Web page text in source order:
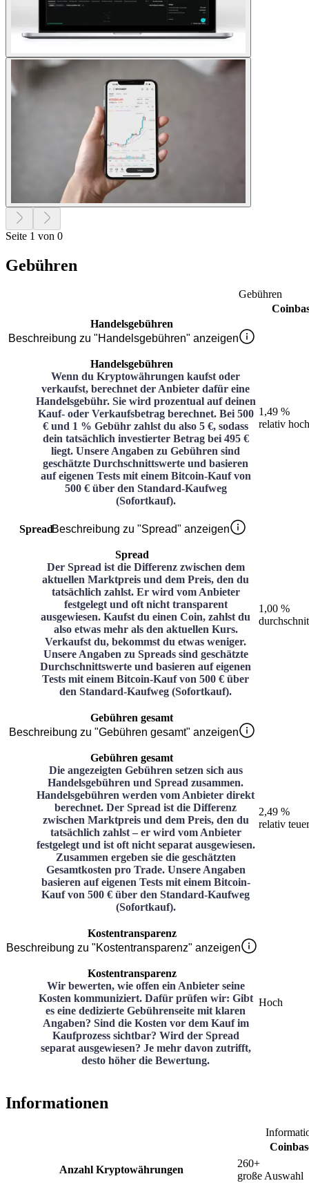
Seite 1 von 0
Gebühren
Gebühren
Handelsgebühren
Beschreibung zu "Handelsgebühren" anzeigen
Handelsgebühren
Wenn du Kryptowährungen kaufst oder
verkaufst, berechnet der Anbieter dafür eine
Handelsgebühr. Sie wird prozentual auf deinen
Kauf- oder Verkaufsbetrag berechnet. Bei 500
€ und 1 % Gebühr zahlst du also 5 €, sodass
dein tatsächlich investierter Betrag bei 495 €
liegt. Unsere Angaben zu Gebühren sind
geschätzte Durchschnittswerte und basieren
auf eigenen Tests mit einem Bitcoin-Kauf von
500 € über den Standard-Kaufweg
(Sofortkauf).
1,49 %
relativ hoch
SpreadBeschreibung zu "Spread" anzeigen
Spread
Der Spread ist die Differenz zwischen dem
aktuellen Marktpreis und dem Preis, den du
tatsächlich zahlst. Er wird vom Anbieter
festgelegt und oft nicht transparent
ausgewiesen. Kaufst du einen Coin, zahlst du
also etwas mehr als den aktuellen Kurs.
Verkaufst du, bekommst du etwas weniger.
Unsere Angaben zu Spreads sind geschätzte
Durchschnittswerte und basieren auf eigenen
Tests mit einem Bitcoin-Kauf von 500 € über
den Standard-Kaufweg (Sofortkauf).
1,00 %
Gebühren gesamt
Beschreibung zu "Gebühren gesamt" anzeigen
Gebühren gesamt
Die angezeigten Gebühren setzen sich aus
Handelsgebühren und Spread zusammen.
Handelsgebühren werden vom Anbieter direkt
berechnet. Der Spread ist die Differenz
zwischen Marktpreis und dem Preis, den du
tatsächlich zahlst – er wird vom Anbieter
festgelegt und ist oft nicht separat ausgewiesen.
Zusammen ergeben sie die geschätzten
Gesamtkosten pro Trade. Unsere Angaben
basieren auf eigenen Tests mit einem Bitcoin-
Kauf von 500 € über den Standard-Kaufweg
(Sofortkauf).
2,49 %
relativ teuer
Kostentransparenz
Beschreibung zu "Kostentransparenz" anzeigen
Kostentransparenz
Wir bewerten, wie offen ein Anbieter seine
Kosten kommuniziert. Dafür prüfen wir: Gibt
es eine dedizierte Gebührenseite mit klaren
Angaben? Sind die Kosten vor dem Kauf im
Kaufprozess sichtbar? Wird der Spread
separat ausgewiesen? Je mehr davon zutrifft,
desto höher die Bewertung.
Hoch
Informationen
Anzahl Kryptowährungen
260+
große Auswahl